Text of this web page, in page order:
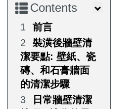
Contents
前言
裝潢後牆壁清
潔要點: 壁紙、瓷
磚、和石膏牆面
的清潔步驟
日常牆壁清潔